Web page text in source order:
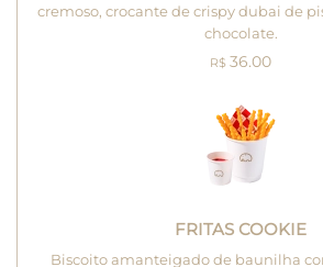
cremoso, crocante de crispy dubai de
chocolate.
R$ 36.00
FRITAS COOKIE
Biscoito amanteigado de baunilha